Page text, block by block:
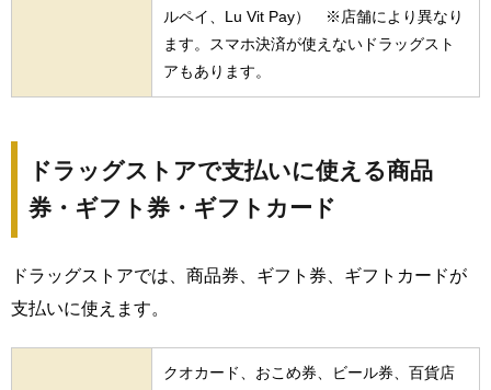
ルペイ、Lu Vit Pay） ※店舗により異なり
ます。スマホ決済が使えないドラッグスト
アもあります。
ドラッグストアで支払いに使える商品
券・ギフト券・ギフトカード
ドラッグストアでは、商品券、ギフト券、ギフトカードが
支払いに使えます。
クオカード、おこめ券、ビール券、百貨店